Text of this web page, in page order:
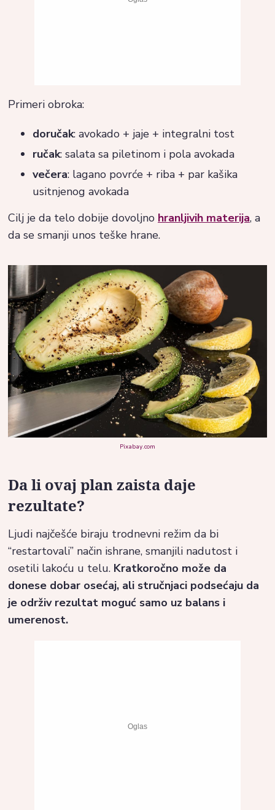
Primeri obroka:
doručak: avokado + jaje + integralni tost
ručak: salata sa piletinom i pola avokada
večera: lagano povrće + riba + par kašika
usitnjenog avokada
Cilj je da telo dobije dovoljno hranljivih materija, a
da se smanji unos teške hrane.
Pixabay.com
Da li ovaj plan zaista daje
rezultate?
Ljudi najčešće biraju trodnevni režim da bi
“restartovali” način ishrane, smanjili nadutost i
osetili lakoću u telu. Kratkoročno može da
donese dobar osećaj, ali stručnjaci podsećaju da
je održiv rezultat moguć samo uz balans i
umerenost.